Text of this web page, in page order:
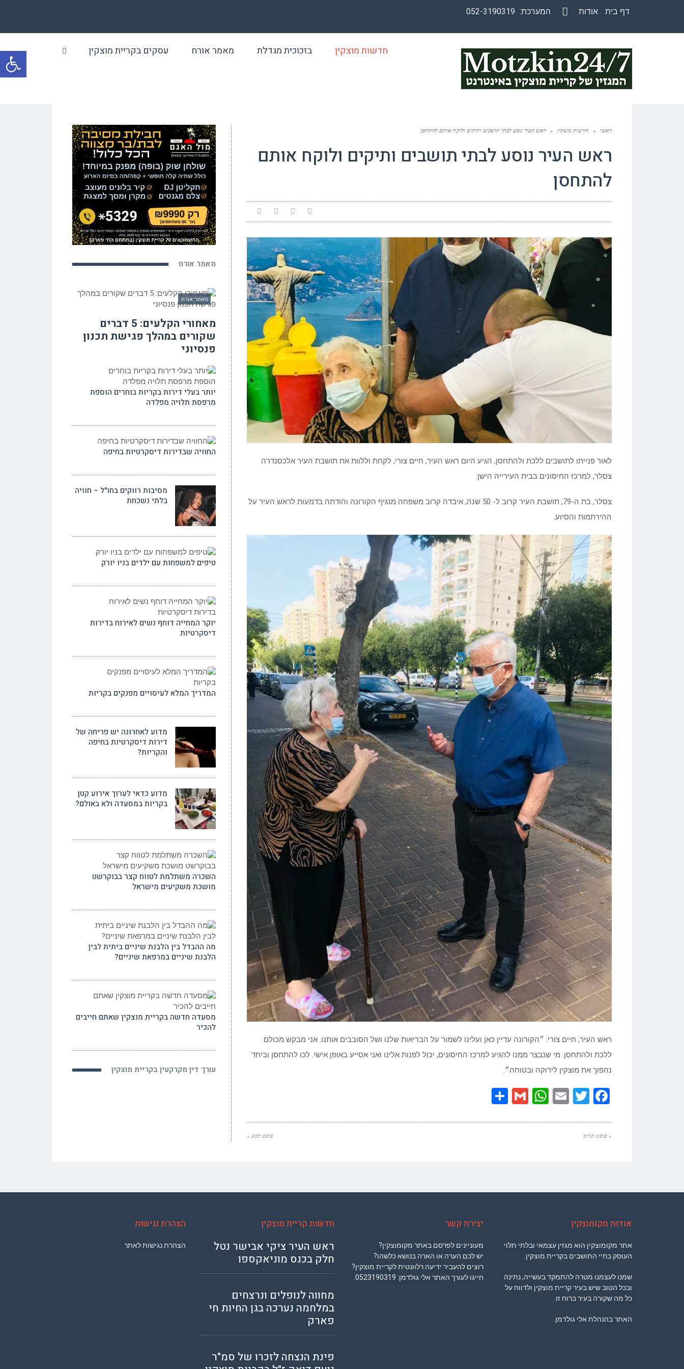
פתח
דף בית
אודות
המערכת: 052-3190319
חדשות מוצקין בזכוכית מגדלת מאמר אורח עסקים בקריית מוצקין
ראשי » חדשות מוצקין » ראש העיר נוסע לבתי תושבים ותיקים ולוקח אותם להתחסן
ראש העיר נוסע לבתי תושבים ותיקים ולוקח אותם
להתחסן
לאור פנייתו לתושבים ללכת ולהתחסן, הגיע היום ראש העיר, חיים צורי, לקחת וללוות את תושבת העיר אלכסנדרה
צסלר, למרכז החיסונים בבית העירייה הישן.
צסלר, בת ה-79, תושבת העיר קרוב ל- 50 שנה, איבדה קרוב משפחה מנגיף הקורונה והודתה בדמעות לראש העיר על
ההירתמות והסיוע.
ראש העיר, חיים צורי: ״הקורונה עדיין כאן ועלינו לשמור על הבריאות שלנו ושל הסובבים אותנו. אני מבקש מכולם
ללכת ולהתחסן. מי שנבצר ממנו להגיע למרכז החיסונים, יכול לפנות אלינו ואני אסייע באופן אישי. לכו להתחסן וביחד
נהפוך את מוצקין לירוקה ובטוחה״.
Facebook
Twitter
Email
WhatsApp
Gmail
« פוסט קודם פוסט הבא »
מאמר אורח
מאמר אורח
מאחורי הקלעים: 5 דברים
שקורים במהלך פגישת תכנון
פנסיוני
יותר בעלי דירות בקריות בוחרים הוספת
מרפסת תלויה מפלדה
החוויה שבדירות דיסקרטיות בחיפה
מסיבות רווקים בחו"ל – חוויה
בלתי נשכחת
טיפים למשפחות עם ילדים בניו יורק
יוקר המחייה דוחף נשים לאירוח בדירות
דיסקרטיות
המדריך המלא לעיסויים מפנקים בקריות
מדוע לאחרונה יש פריחה של
דירות דיסקרטיות בחיפה
והקריות?
מדוע כדאי לערוך אירוע קטן
בקריות במסעדה ולא באולם?
השכרה משתלמת לטווח קצר בבוקרשט
מושכת משקיעים מישראל
מה ההבדל בין הלבנת שיניים ביתית לבין
הלבנת שיניים במרפאת שיניים?
מסעדה חדשה בקריית מוצקין שאתם חייבים
להכיר
עורך דין מקרקעין בקריית מוצקין
אודות מקומוצקין
אתר מקומוצקין הוא מגזין עצמאי ובלתי תלוי
העוסק בחיי התושבים בקריית מוצקין.
שמנו לעצמנו מטרה להתמקד בעשייה, נתינה
ובכל הטוב שיש בעיר קריית מוצקין ולדווח על
כל מה שקורה בעיר ברוח זו.
האתר בהנהלת אלי גולדמן.
יצירת קשר
מעוניינים לפרסם באתר מקומוצקין?
יש לכם הערה או הארה בנושא כלשהו?
רוצים להעביר ידיעה רלוונטית לקריית מוצקין?
חייגו לעורך האתר אלי גולדמן: 0523190319
.
חדשות קריית מוצקין
ראש העיר ציקי אבישר נטל
חלק בכנס מוניאקספו
מחווה לנופלים ונרצחים
במלחמה נערכה בגן החיות חי
פארק
פינת הנצחה לזכרו של סמ"ר
הצהרת נגישות
הצהרת נגישות לאתר